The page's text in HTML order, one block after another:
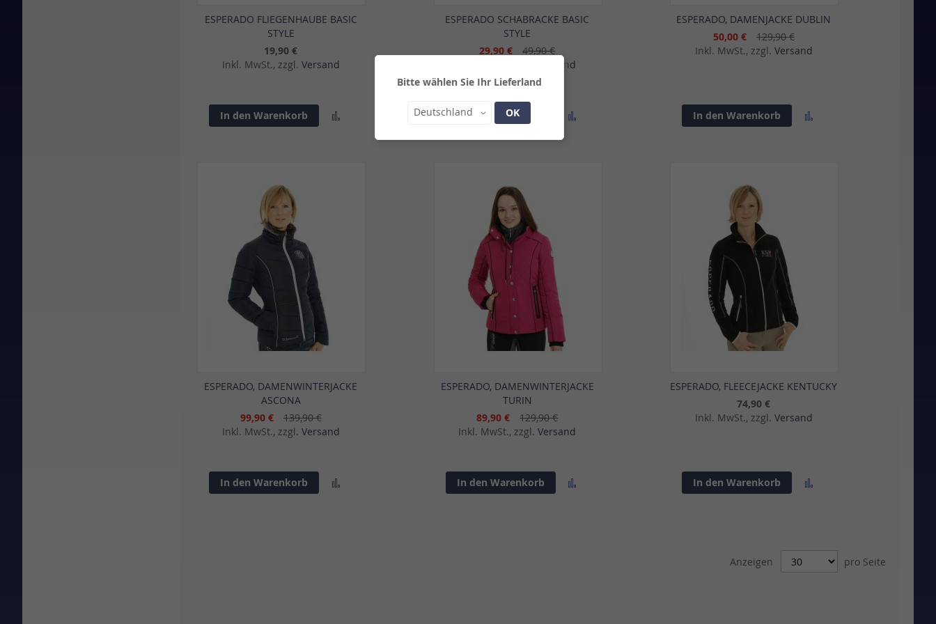
Bitte wählen Sie Ihr Lieferland
Land
Deutschland OK
ESPERADO FLIEGENHAUBE BASIC
STYLE
19,90 €
Inkl. MwSt., zzgl. Versand
In den Warenkorb
Vergleichsliste
ESPERADO SCHABRACKE BASIC
STYLE
29,90 €
49,90 €
Versand
In den Warenkorb
ESPERADO, DAMENJACKE DUBLIN
50,00 €
129,90 €
Inkl. MwSt., zzgl. Versand
In den Warenkorb
ESPERADO, DAMENWINTERJACKE
ASCONA
99,90 €
139,90 €
Inkl. MwSt., zzgl. Versand
In den Warenkorb
ESPERADO, DAMENWINTERJACKE
TURIN
89,90 €
129,90 €
Inkl. MwSt., zzgl.Versand
In den Warenkorb
ESPERADO, FLEECEJACKE KENTUCKY
74,90 €
Inkl. MwSt., zzgl. Versand
In den Warenkorb
Anzeigen pro Seite